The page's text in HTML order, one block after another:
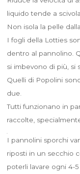
liquido tende a
Non isola la pelle
I fogli della Lotties
dentro al pannolino.
si imbevono di più, si
Quelli di Popolini
due.
Tutti funzionano in
raccolte,
I pannolini sporchi
riposti in un secchio
poterli lavare ogni 4-